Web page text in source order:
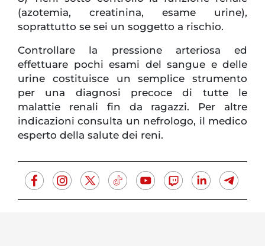
(azotemia, creatinina, esame urine),
soprattutto se sei un soggetto a rischio.
Controllare la pressione arteriosa ed
effettuare pochi esami del sangue e delle
urine costituisce un semplice strumento
per una diagnosi precoce di tutte le
malattie renali fin da ragazzi. Per altre
indicazioni consulta un nefrologo, il medico
esperto della salute dei reni.